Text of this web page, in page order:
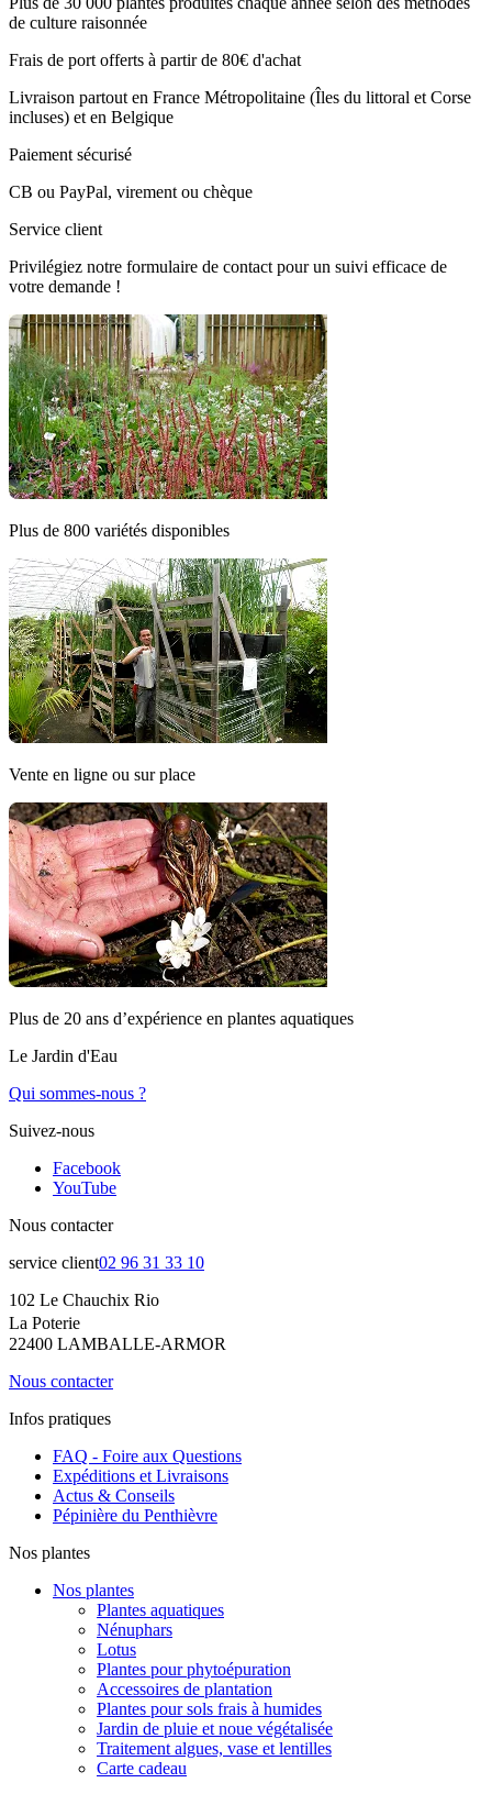
de culture raisonnée
Frais de port offerts à partir de 80€ d'achat
Livraison partout en France Métropolitaine (Îles du littoral et Corse
incluses) et en Belgique
Paiement sécurisé
CB ou PayPal, virement ou chèque
Service client
Privilégiez notre formulaire de contact pour un suivi efficace de
votre demande !
Plus de 800 variétés disponibles
Vente en ligne ou sur place
Plus de 20 ans d’expérience en plantes aquatiques
Le Jardin d'Eau
Qui sommes-nous ?
Suivez-nous
Facebook
YouTube
Nous contacter
service client02 96 31 33 10
102 Le Chauchix Rio
La Poterie
22400 LAMBALLE-ARMOR
Nous contacter
Infos pratiques
FAQ - Foire aux Questions
Expéditions et Livraisons
Actus & Conseils
Pépinière du Penthièvre
Nos plantes
Nos plantes
Plantes aquatiques
Nénuphars
Lotus
Plantes pour phytoépuration
Accessoires de plantation
Plantes pour sols frais à humides
Jardin de pluie et noue végétalisée
Traitement algues, vase et lentilles
Carte cadeau